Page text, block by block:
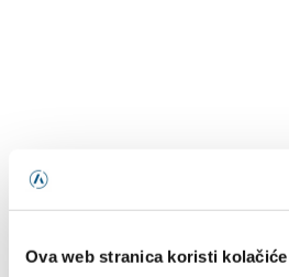
Ova web stranica koristi kolačiće
Standings provided bySofascore